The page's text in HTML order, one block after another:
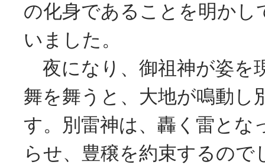
の化身であることを明かし
いました。
夜になり、御祖神が姿を
舞を舞うと、大地が鳴動し
す。別雷神は、轟く雷とな
らせ、豊穣を約束するので